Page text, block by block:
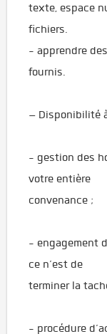
texte, espace
fichiers.
- apprendre
fournis.
– Disponibilité
- gestion des
votre entière
convenance ;
- engagement
ce n’est de
terminer la
- procédure